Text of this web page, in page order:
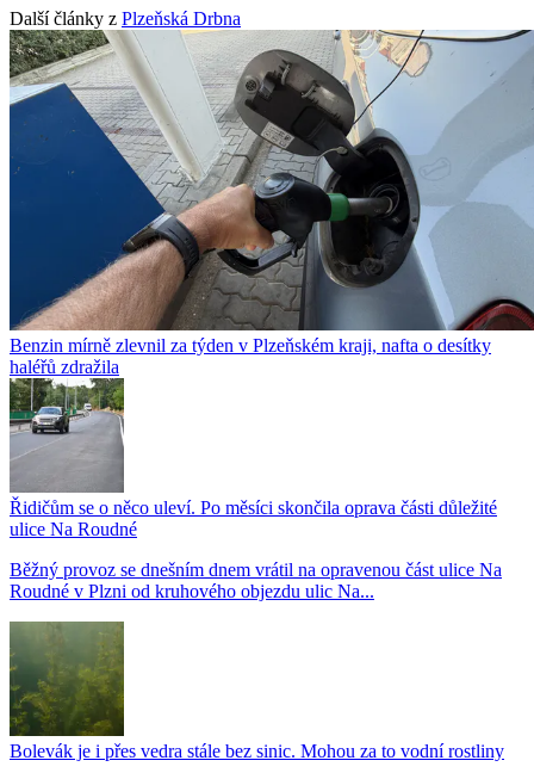
Další články z Plzeňská Drbna
Benzin mírně zlevnil za týden v Plzeňském kraji, nafta o desítky
haléřů zdražila
Řidičům se o něco uleví. Po měsíci skončila oprava části důležité
ulice Na Roudné
Běžný provoz se dnešním dnem vrátil na opravenou část ulice Na
Roudné v Plzni od kruhového objezdu ulic Na...
Bolevák je i přes vedra stále bez sinic. Mohou za to vodní rostliny